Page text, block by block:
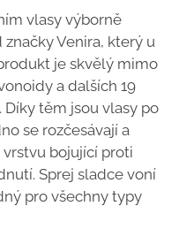
vlasy výborně
Venira, který u
je skvělý mimo
a dalších 19
těm jsou vlasy po
se rozčesávají a
bojující proti
Sprej sladce voní
pro všechny typy